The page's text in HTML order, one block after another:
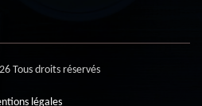
Tous droits réservés
légales